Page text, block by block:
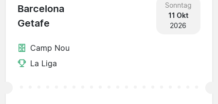
Barcelona
Getafe
Sonntag
11 Okt
2026
Camp Nou
La Liga